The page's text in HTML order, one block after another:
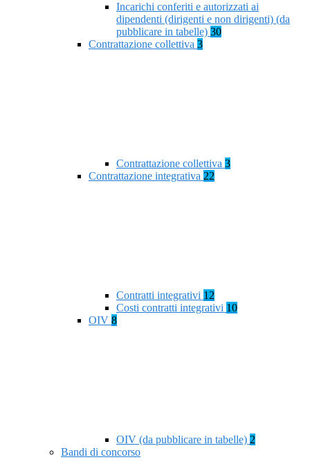
Incarichi conferiti e autorizzati ai
dipendenti (dirigenti e non dirigenti) (da
pubblicare in tabelle) 30
Contrattazione collettiva 3
Contrattazione collettiva 3
Contrattazione integrativa 22
Contratti integrativi 12
Costi contratti integrativi 10
OIV 8
OIV (da pubblicare in tabelle) 2
Bandi di concorso